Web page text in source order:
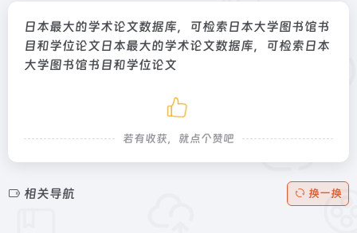
日本最大的学术论文数据库，可检索日本大学图书馆书
目和学位论文日本最大的学术论文数据库，可检索日本
大学图书馆书目和学位论文
若有收获，就点个赞吧
相关导航 换一换